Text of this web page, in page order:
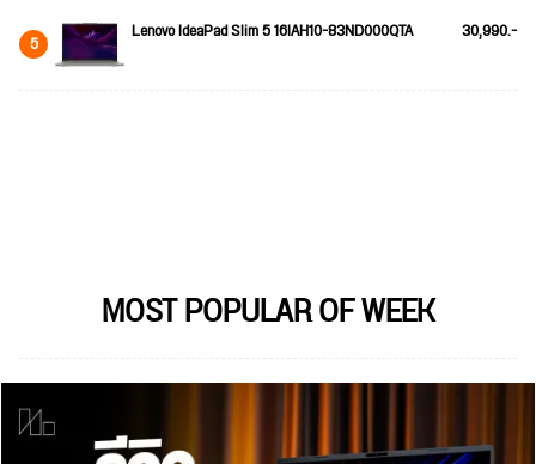
5 Lenovo IdeaPad Slim 5 16IAH10-83ND000QTA 30,990.-
MOST POPULAR OF WEEK